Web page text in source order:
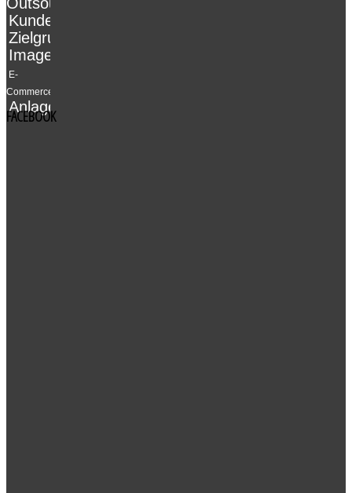
Kundenbindung
Zielgruppenanalyse
Imagekampagne
E-
Commerce
Anlagenbau
FACEBOOK